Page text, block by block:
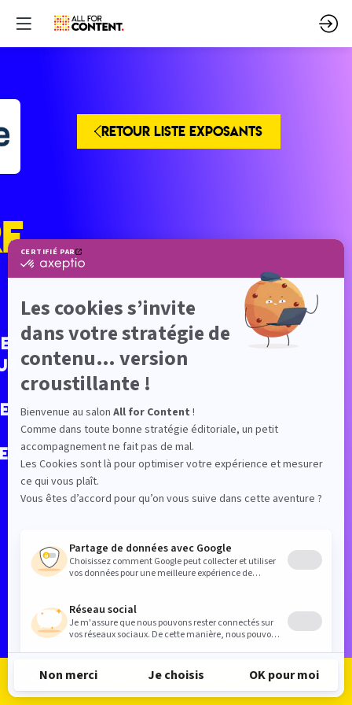
RETOUR LISTE EXPOSANTS
A
Je m'inscris Je me connecte Le programme Les exposants